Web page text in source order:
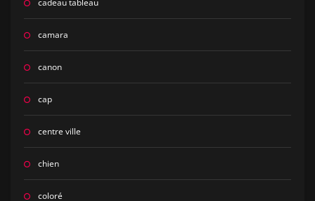
camara
canon
cap
centre ville
chien
coloré